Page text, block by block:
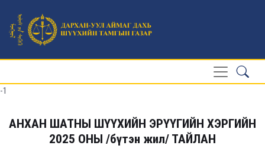
-1
АНХАН ШАТНЫ ШҮҮХИЙН ЭРҮҮГИЙН ХЭРГИЙН
2025 ОНЫ /бүтэн жил/ ТАЙЛАН